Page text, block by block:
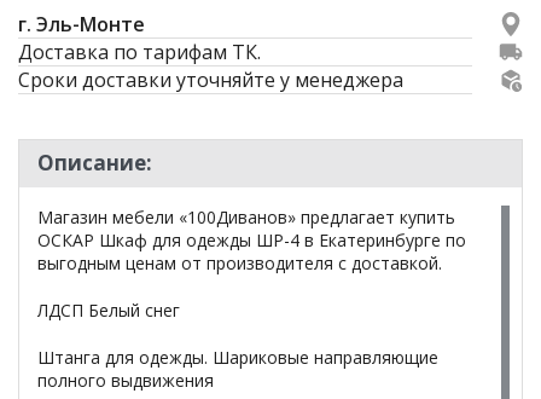
г. Эль-Монте
Доставка по тарифам ТК.
Сроки доставки уточняйте у менеджера
Описание:
Магазин мебели «100Диванов» предлагает купить
ОСКАР Шкаф для одежды ШР-4 в Екатеринбурге по
выгодным ценам от производителя с доставкой.
ЛДСП Белый снег
Штанга для одежды. Шариковые направляющие
полного выдвижения